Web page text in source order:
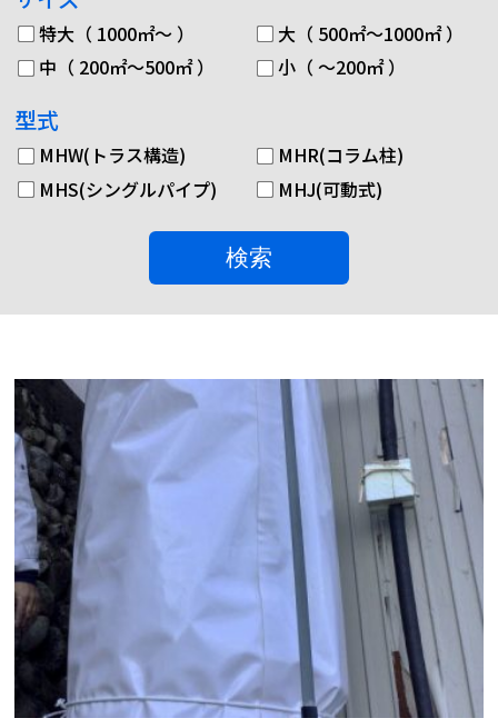
特大（ 1000㎡～ ）
大（ 500㎡～1000㎡ ）
中（ 200㎡～500㎡ ）
小（ ～200㎡ ）
型式
MHW(トラス構造)
MHR(コラム柱)
MHS(シングルパイプ)
MHJ(可動式)
検索